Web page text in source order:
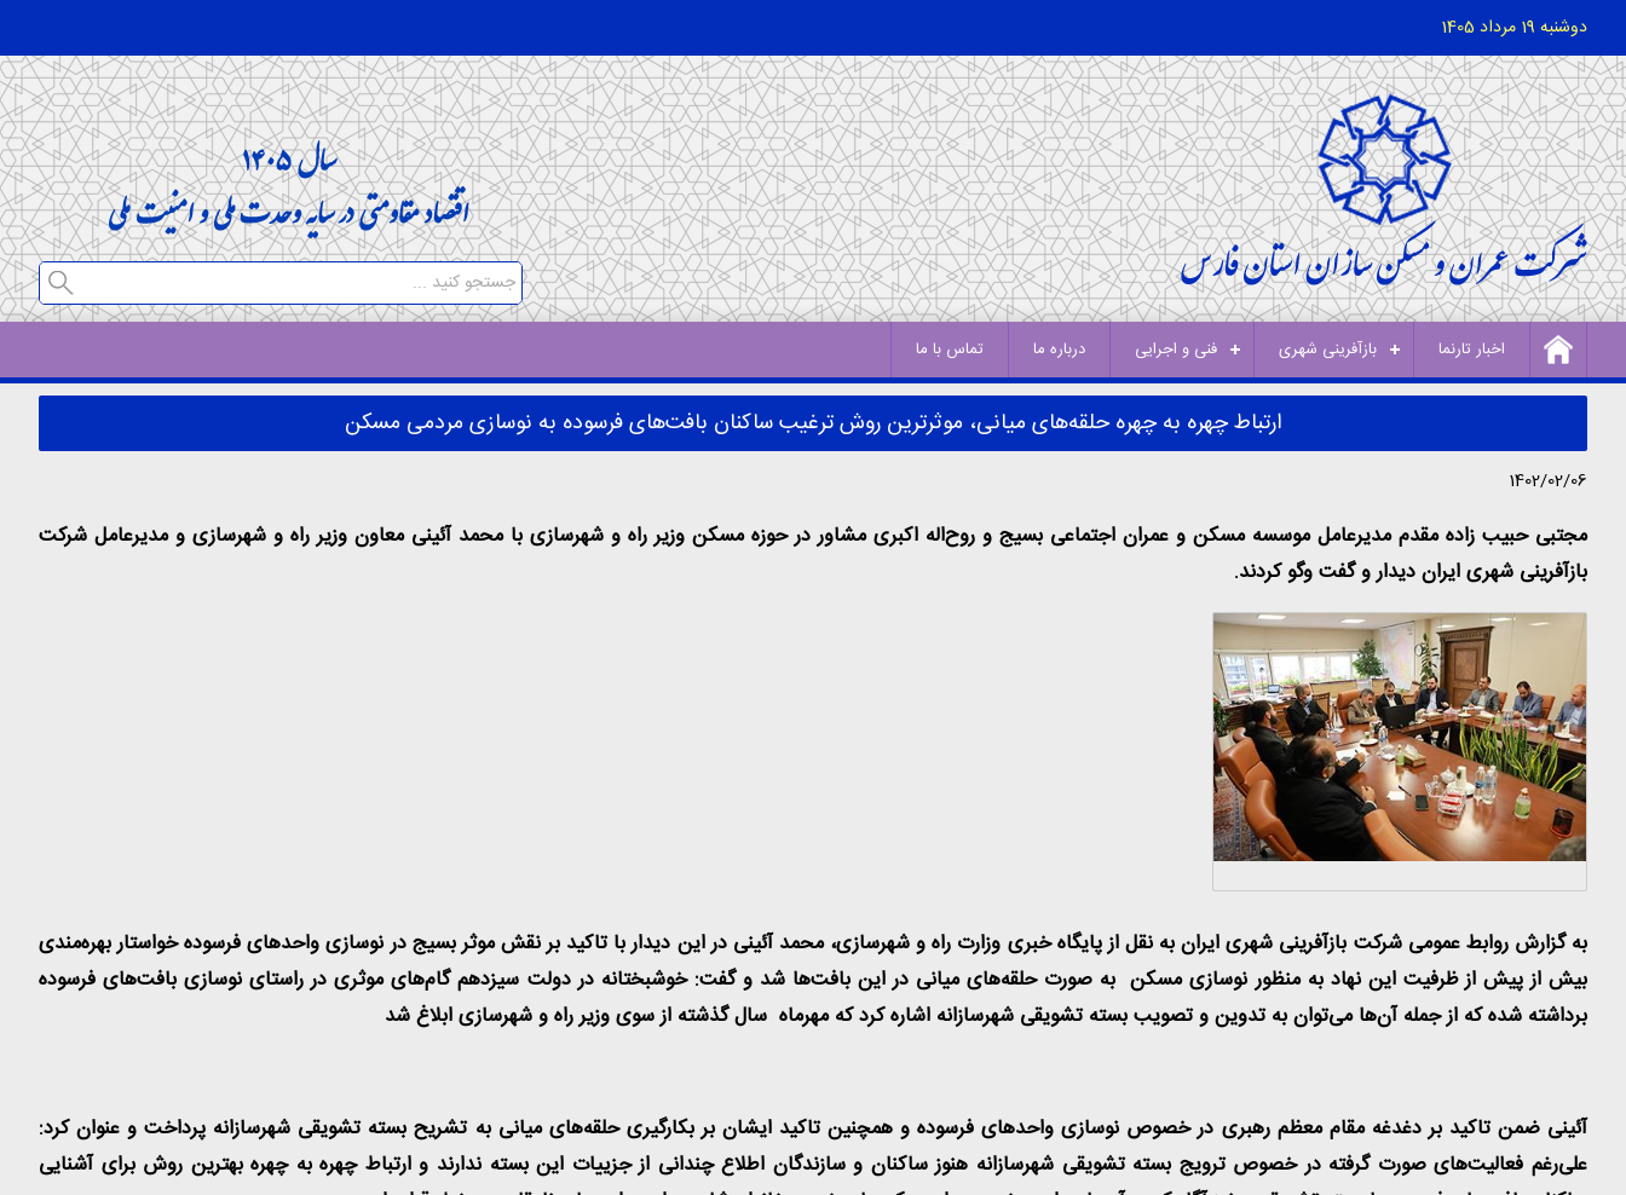
دوشنبه 19 مرداد 1405
اخبار تارنما بازآفرینی شهری فنی و اجرایی درباره ما تماس با ما
ارتباط چهره به چهره حلقه‌های میانی، موثرترین روش ترغیب ساکنان بافت‌های فرسوده به نوسازی مردمی مسکن
1402/02/06
مجتبی حبیب زاده مقدم مدیرعامل موسسه مسکن و عمران اجتماعی بسیج و روح‌اله اکبری مشاور در حوزه مسکن وزیر راه و شهرسازی با محمد آئینی معاون وزیر راه و شهرسازی و مدیرعامل شرکت
بازآفرینی شهری ایران دیدار و گفت وگو کردند.
به گزارش روابط عمومی شرکت بازآفرینی شهری ایران به نقل از پایگاه خبری وزارت راه و شهرسازی، محمد آئینی در این دیدار با تاکید بر نقش موثر بسیج در نوسازی واحدهای فرسوده خواستار بهره‌مندی
بیش از پیش از ظرفیت این نهاد به منظور نوسازی مسکن به صورت حلقه‌های میانی در این بافت‌ها شد و گفت: خوشبختانه در دولت سیزدهم گام‌‍های موثری در راستای نوسازی بافت‌های فرسوده
برداشته شده که از جمله آن‌ها می‌توان به تدوین و تصویب بسته تشویقی شهرسازانه اشاره کرد که مهرماه سال گذشته از سوی وزیر راه و شهرسازی ابلاغ شد
آئینی ضمن تاکید بر دغدغه مقام معظم رهبری در خصوص نوسازی واحدهای فرسوده و همچنین تاکید ایشان بر بکارگیری حلقه‌های میانی به تشریح بسته تشویقی شهرسازانه پرداخت و عنوان کرد:
علی‌رغم فعالیت‌های صورت گرفته در خصوص ترویج بسته تشویقی شهرسازانه هنوز ساکنان و سازندگان اطلاع چندانی از جزییات این بسته ندارند و ارتباط چهره به چهره بهترین روش برای آشنایی